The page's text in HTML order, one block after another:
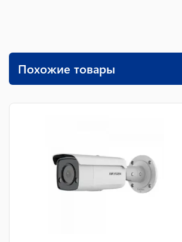
Похожие товары